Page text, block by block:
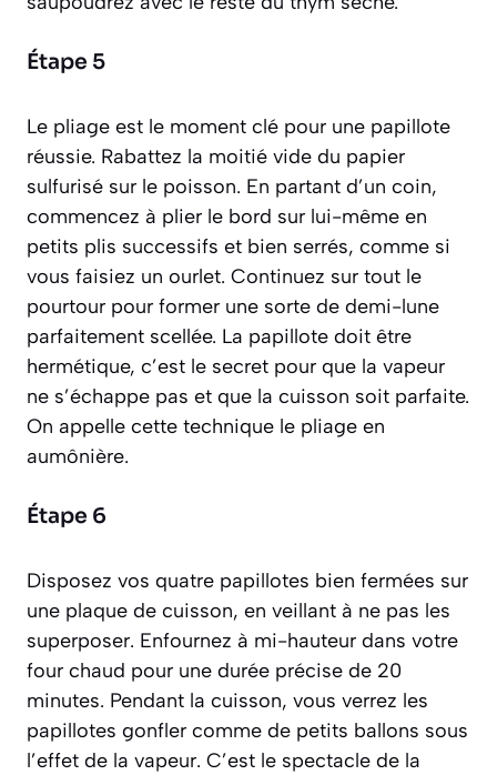
Étape 5
Le pliage est le moment clé pour une papillote
réussie. Rabattez la moitié vide du papier
sulfurisé sur le poisson. En partant d’un coin,
commencez à plier le bord sur lui-même en
petits plis successifs et bien serrés, comme si
vous faisiez un ourlet. Continuez sur tout le
pourtour pour former une sorte de demi-lune
parfaitement scellée. La papillote doit être
hermétique, c’est le secret pour que la vapeur
ne s’échappe pas et que la cuisson soit parfaite.
On appelle cette technique le pliage en
aumônière.
Étape 6
Disposez vos quatre papillotes bien fermées sur
une plaque de cuisson, en veillant à ne pas les
superposer. Enfournez à mi-hauteur dans votre
four chaud pour une durée précise de 20
minutes. Pendant la cuisson, vous verrez les
papillotes gonfler comme de petits ballons sous
l’effet de la vapeur. C’est le spectacle de la